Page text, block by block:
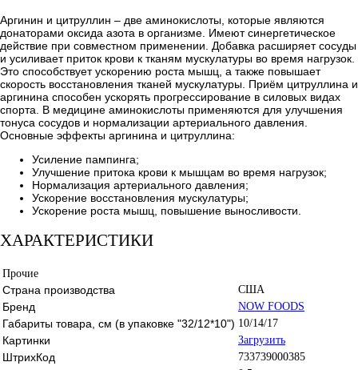
Аргинин и цитруллин – две аминокислоты, которые являются
донаторами оксида азота в организме. Имеют синергетическое
действие при совместном применении. Добавка расширяет сосуды
и усиливает приток крови к тканям мускулатуры во время нагрузок.
Это способствует ускорению роста мышц, а также повышает
скорость восстановления тканей мускулатуры. Приём цитруллина и
аргинина способен ускорять прогрессирование в силовых видах
спорта. В медицине аминокислоты применяются для улучшения
тонуса сосудов и нормализации артериального давления.
Основные эффекты аргинина и цитруллина:
Усиление пампинга;
Улучшение притока крови к мышцам во время нагрузок;
Нормализация артериального давления;
Ускорение восстановления мускулатуры;
Ускорение роста мышц, повышение выносливости.
ХАРАКТЕРИСТИКИ
Прочие
Страна производства США
Бренд NOW FOODS
Габариты товара, см (в упаковке "32/12*10") 10/14/17
Картинки Загрузить
ШтрихКод 733739000385